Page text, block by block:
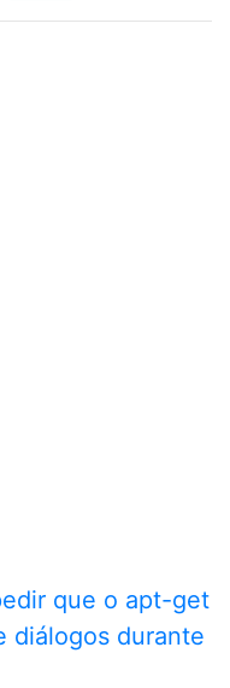
que o apt-get
diálogos durante